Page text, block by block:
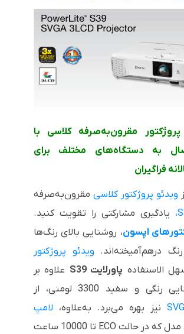
مقرون‌به‌صرفه کلاسی با
به دستگاه‌های مختلف برای
فراگیران
ویدئو پروژکتور کلاسی مقرون‌به‌صرفه
، یادگیری مشارکتی را تقویت کنید.
اپسون، روشنایی بالای رنگ‌ها
درهم‌آمیخته‌اند. ویدئو پروژکتور
الاستفاده پاورلایتS39 علاوه بر
شدت روشنایی رنگی و سفید 3300 لومنی، از
نیز بهره می‌برد. به‌علاوه، لامپ
مدل که در حالت ECO تا 10000 ساعت